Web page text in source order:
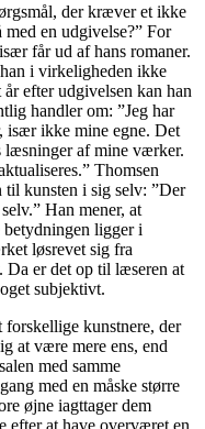
der kræver et ikke
en udgivelse?” For
får ud af hans romaner.
i virkeligheden ikke
efter udgivelsen kan han
handler om: ”Jeg har
især ikke mine egne. Det
læsninger af mine værker.
Thomsen
til kunsten i sig selv: ”Der
Han mener, at
betydningen ligger i
løsrevet sig fra
Da er det op til læseren at
subjektivt.
forskellige kunstnere, der
at være mere ens, end
med samme
med en måske større
øjne iagttager dem
efter at have overværet en